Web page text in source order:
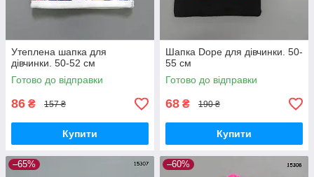
Утеплена шапка для
дівчинки. 50-52 см
Готово до відправки
86 ₴ 157 ₴
Купити
Шапка Dope для дівчинки. 50-
55 см
Готово до відправки
68 ₴ 190 ₴
Купити
–65% –60%